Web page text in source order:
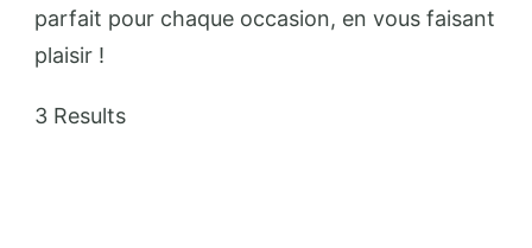
parfait pour chaque occasion, en vous faisant
plaisir !
3 Results